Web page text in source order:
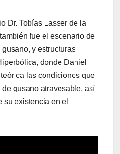
Dr. Tobías Lasser de la
fue el escenario de
gusano, y estructuras
donde Daniel
las condiciones que
gusano atravesable, así
su existencia en el